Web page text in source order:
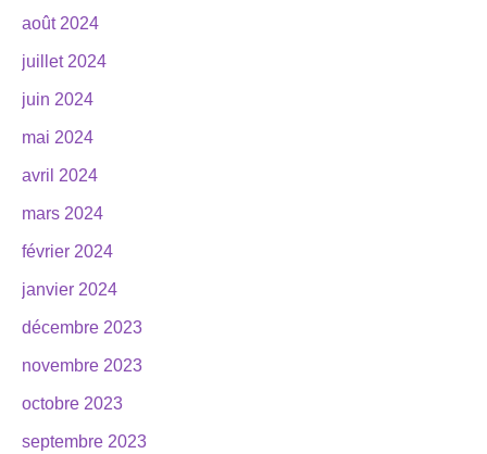
août 2024
juillet 2024
juin 2024
mai 2024
avril 2024
mars 2024
février 2024
janvier 2024
décembre 2023
novembre 2023
octobre 2023
septembre 2023